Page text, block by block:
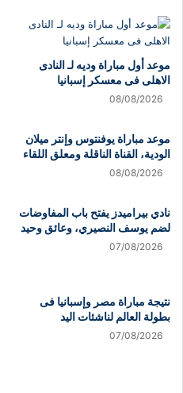
موعد أول مباراة وديه لـ النادى
الاهلى فى معسكر إسبانيا
08/08/2026
موعد مباراة يوفنتوس وإنتر ميلان
الودية، القناة الناقلة ومعلق اللقاء
08/08/2026
نادي بيراميدز يفتح باب المفاوضات
لضم يوسف النصيري، وعائق وحيد
07/08/2026
نتيجة مباراة مصر وإسبانيا فى
بطولة العالم لناشئات اليد
07/08/2026